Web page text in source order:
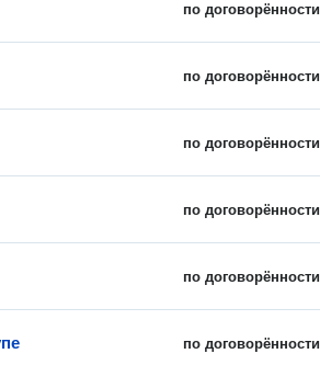
по договорённости
по договорённости
по договорённости
по договорённости
по договорённости
по договорённости